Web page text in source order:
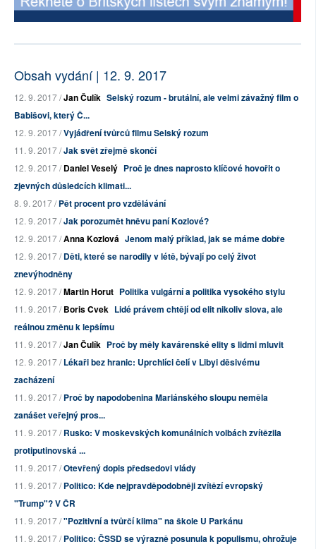
Obsah vydání | 12. 9. 2017
12. 9. 2017 /Jan Čulík Selský rozum - brutální, ale velmi závažný film o
Babišovi, který Č...
12. 9. 2017 /Vyjádření tvůrců filmu Selský rozum
11. 9. 2017 /Jak svět zřejmě skončí
12. 9. 2017 /Daniel Veselý Proč je dnes naprosto klíčové hovořit o
zjevných důsledcích klimati...
8. 9. 2017 /Pět procent pro vzdělávání
12. 9. 2017 /Jak porozumět hněvu paní Kozlové?
12. 9. 2017 /Anna Kozlová Jenom malý příklad, jak se máme dobře
12. 9. 2017 /Děti, které se narodily v létě, bývají po celý život
znevýhodněny
12. 9. 2017 /Martin Horut Politika vulgární a politika vysokého stylu
11. 9. 2017 /Boris Cvek Lidé právem chtějí od elit nikoliv slova, ale
reálnou změnu k lepšímu
11. 9. 2017 /Jan Čulík Proč by měly kavárenské elity s lidmi mluvit
12. 9. 2017 /Lékaři bez hranic: Uprchlíci čelí v Libyi děsivému
zacházení
11. 9. 2017 /Proč by napodobenina Mariánského sloupu neměla
zanášet veřejný pros...
11. 9. 2017 /Rusko: V moskevských komunálních volbách zvítězila
protiputinovská ...
11. 9. 2017 /Otevřený dopis předsedovi vlády
11. 9. 2017 /Politico: Kde nejpravděpodobněji zvítězí evropský
"Trump"? V ČR
11. 9. 2017 /"Pozitivní a tvůrčí klima" na škole U Parkánu
11. 9. 2017 /Politico: ČSSD se výrazně posunula k populismu, ohrožuje